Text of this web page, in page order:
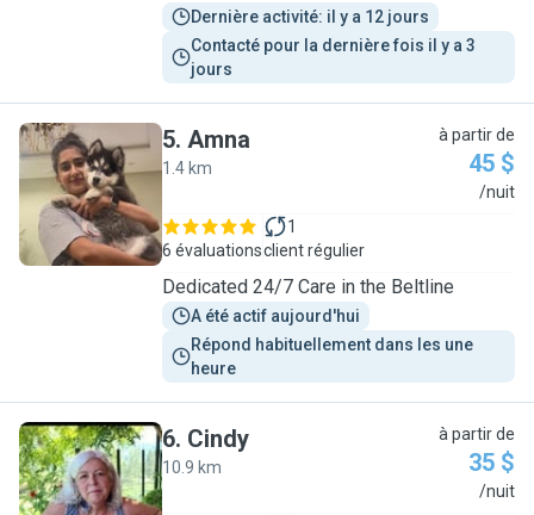
Dernière activité: il y a 12 jours
Contacté pour la dernière fois il y a 3
jours
A
5. Amna
1.4 km
à partir de
45 $
/nuit
6 évaluations
1
client régulier
Dedicated 24/7 Care in the Beltline
A été actif aujourd'hui
Répond habituellement dans les une
heure
C
6. Cindy
10.9 km
à partir de
35 $
/nuit